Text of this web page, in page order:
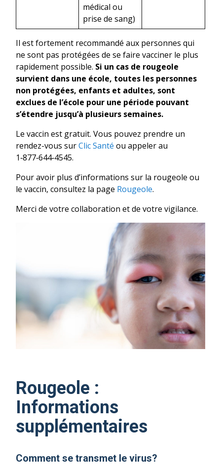
médical ou
prise de sang)
Il est fortement recommandé aux personnes qui
ne sont pas protégées de se faire vacciner le plus
rapidement possible. Si un cas de rougeole
survient dans une école, toutes les personnes
non protégées, enfants et adultes, sont
exclues de l’école pour une période pouvant
s’étendre jusqu’à plusieurs semaines.
Le vaccin est gratuit. Vous pouvez prendre un
rendez-vous surClic Santé ou appeler au
1‑877‑644‑4545.
Pour avoir plus d’informations sur la rougeole ou
le vaccin, consultez la page Rougeole.
Merci de votre collaboration et de votre vigilance.
Rougeole :
Informations
supplémentaires
Comment se transmet le virus?